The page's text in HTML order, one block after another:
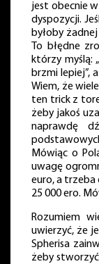
jest obecnie
dyspozycji.
byłoby
To błędne
którzy myślą:
brzmi lepiej”,
Wiem, że
ten trick z
żeby jakoś
naprawdę
Mówiąc o
uwagę
euro, a trzeba
25 000 ero.
Rozumiem
uwierzyć, że
Spherisa
żeby